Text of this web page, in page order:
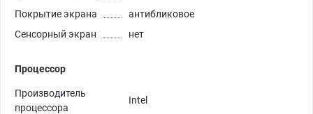
Покрытие экрана
антибликовое
Сенсорный экран
нет
Процессор
Производитель
процессора
Intel